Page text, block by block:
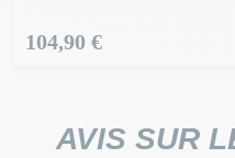
Prix
104,90 €
AVIS SUR